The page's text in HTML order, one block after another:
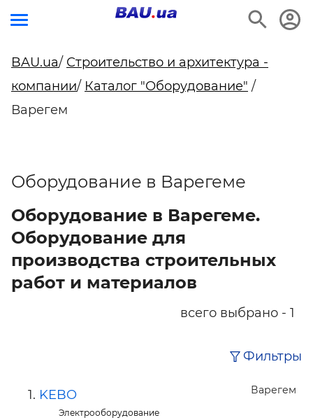
BAU.ua/ Строительство и архитектура -
компании/ Каталог "Оборудование" /
Варегем
Оборудование в Варегеме
Оборудование в Варегеме.
Оборудование для
производства строительных
работ и материалов
всего выбрано - 1
Фильтры
Варегем
KEBO
Электрооборудование